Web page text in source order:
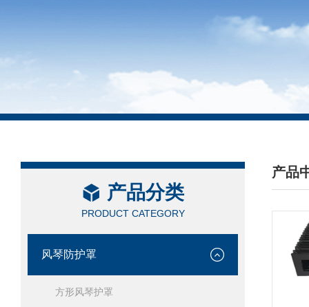
产品分类
PRODUCT CATEGORY
风琴防护罩
方形风琴护罩
产品
/